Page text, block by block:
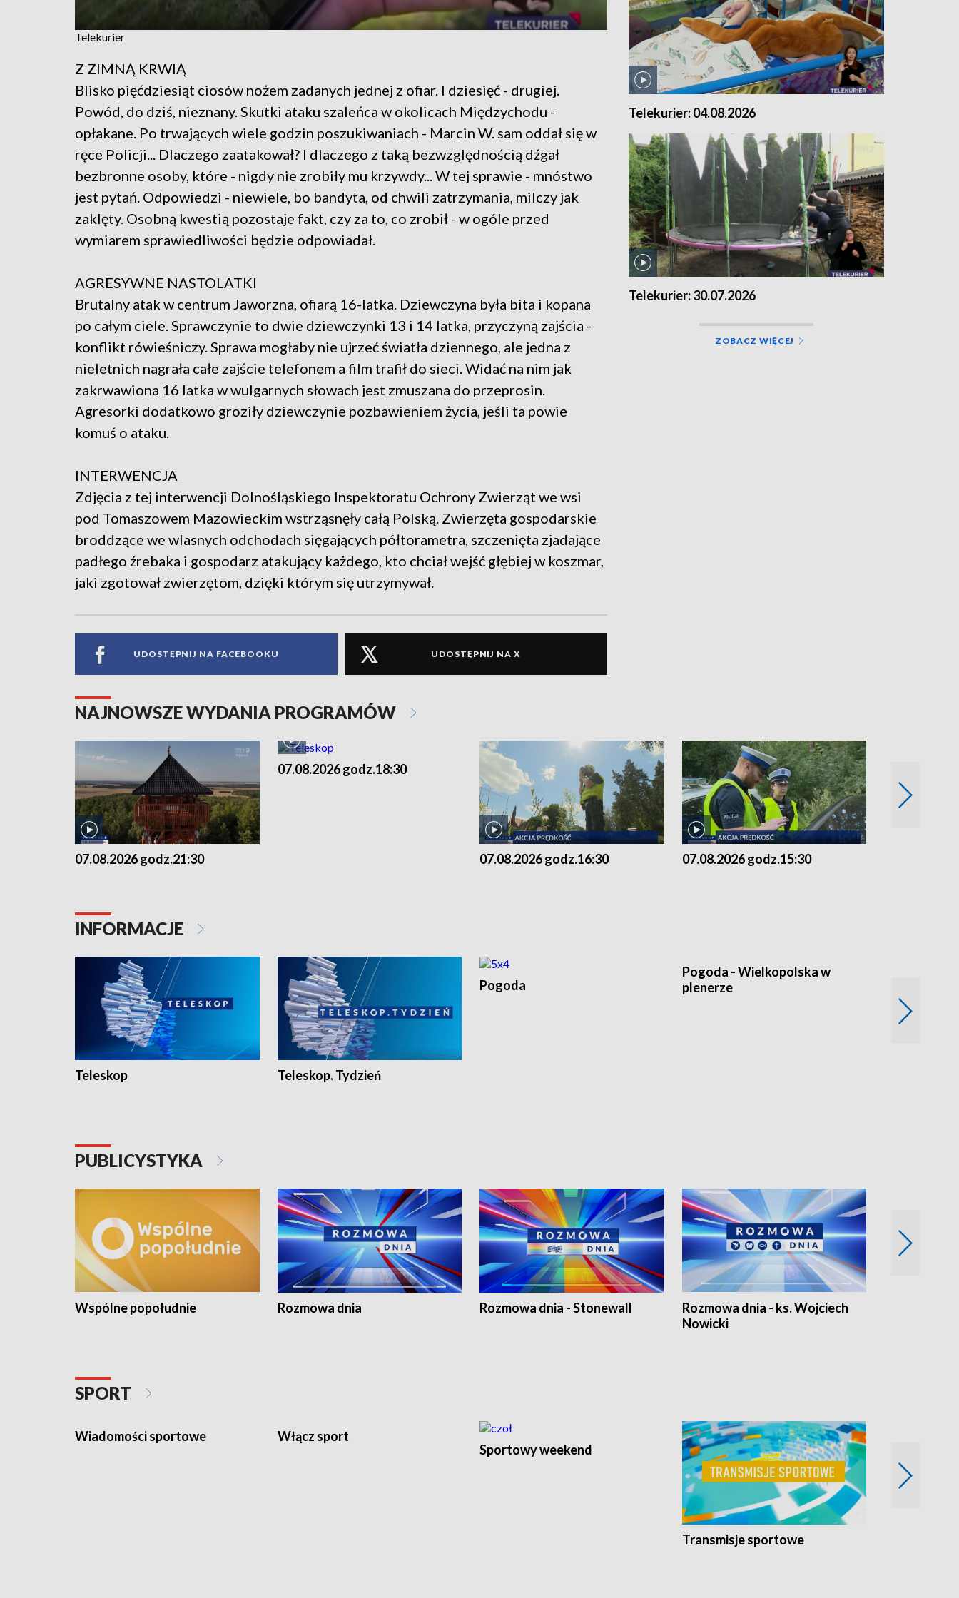
Telekurier
Z ZIMNĄ KRWIĄ
Blisko pięćdziesiąt ciosów nożem zadanych jednej z ofiar. I dziesięć - drugiej.
Powód, do dziś, nieznany. Skutki ataku szaleńca w okolicach Międzychodu -
opłakane. Po trwających wiele godzin poszukiwaniach - Marcin W. sam oddał się w
ręce Policji... Dlaczego zaatakował? I dlaczego z taką bezwzględnością dźgał
bezbronne osoby, które - nigdy nie zrobiły mu krzywdy... W tej sprawie - mnóstwo
jest pytań. Odpowiedzi - niewiele, bo bandyta, od chwili zatrzymania, milczy jak
zaklęty. Osobną kwestią pozostaje fakt, czy za to, co zrobił - w ogóle przed
wymiarem sprawiedliwości będzie odpowiadał.
AGRESYWNE NASTOLATKI
Brutalny atak w centrum Jaworzna, ofiarą 16-latka. Dziewczyna była bita i kopana
po całym ciele. Sprawczynie to dwie dziewczynki 13 i 14 latka, przyczyną zajścia -
konflikt rówieśniczy. Sprawa mogłaby nie ujrzeć światła dziennego, ale jedna z
nieletnich nagrała całe zajście telefonem a film trafił do sieci. Widać na nim jak
zakrwawiona 16 latka w wulgarnych słowach jest zmuszana do przeprosin.
Agresorki dodatkowo groziły dziewczynie pozbawieniem życia, jeśli ta powie
komuś o ataku.
INTERWENCJA
Zdjęcia z tej interwencji Dolnośląskiego Inspektoratu Ochrony Zwierząt we wsi
pod Tomaszowem Mazowieckim wstrząsnęły całą Polską. Zwierzęta gospodarskie
broddzące we wlasnych odchodach sięgających półtorametra, szczenięta zjadające
padłego źrebaka i gospodarz atakujący każdego, kto chciał wejść głębiej w koszmar,
jaki zgotował zwierzętom, dzięki którym się utrzymywał.
UDOSTĘPNIJ NA FACEBOOKU UDOSTĘPNIJ NA X
Telekurier: 04.08.2026
Telekurier: 30.07.2026
ZOBACZ WIĘCEJ
NAJNOWSZE WYDANIA PROGRAMÓW
07.08.2026 godz.21:30
07.08.2026 godz.18:30
07.08.2026 godz.16:30 07.08.2026 godz.15:30
INFORMACJE
Teleskop Teleskop. Tydzień
Pogoda
Pogoda - Wielkopolska w
plenerze
PUBLICYSTYKA
Wspólne popołudnie Rozmowa dnia Rozmowa dnia - Stonewall
Rozmowa dnia - ks. Wojciech
Nowicki
SPORT
Wiadomości sportowe
Sportowy weekend
Transmisje sportowe